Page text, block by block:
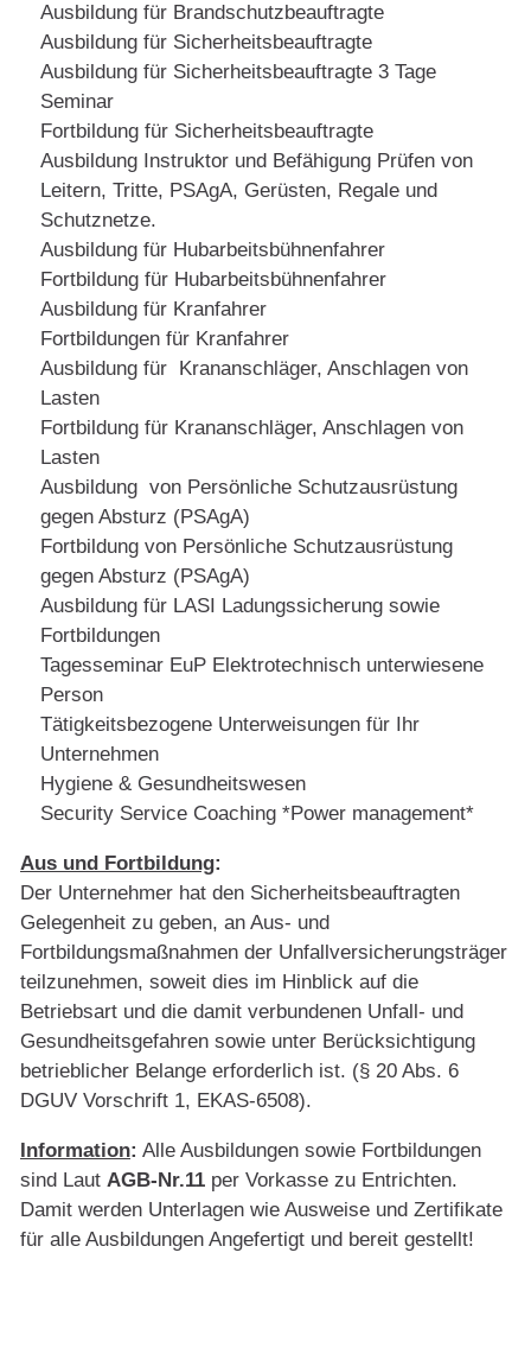
Ausbildung für Brandschutzbeauftragte
Ausbildung für Sicherheitsbeauftragte
Ausbildung für Sicherheitsbeauftragte 3 Tage
Seminar
Fortbildung für Sicherheitsbeauftragte
Ausbildung Instruktor und Befähigung Prüfen von
Leitern, Tritte, PSAgA, Gerüsten, Regale und
Schutznetze.
Ausbildung für Hubarbeitsbühnenfahrer
Fortbildung für Hubarbeitsbühnenfahrer
Ausbildung für Kranfahrer
Fortbildungen für Kranfahrer
Ausbildung für Krananschläger, Anschlagen von
Lasten
Fortbildung für Krananschläger, Anschlagen von
Lasten
Ausbildung von Persönliche Schutzausrüstung
gegen Absturz (PSAgA)
Fortbildung von Persönliche Schutzausrüstung
gegen Absturz (PSAgA)
Ausbildung für LASI Ladungssicherung sowie
Fortbildungen
Tagesseminar EuP Elektrotechnisch unterwiesene
Person
Tätigkeitsbezogene Unterweisungen für Ihr
Unternehmen
Hygiene & Gesundheitswesen
Security Service Coaching *Power management*
Aus und Fortbildung:
Der Unternehmer hat den Sicherheitsbeauf­tragten
Gelegenheit zu geben, an Aus- und
Fortbildungsmaßnahmen der Unfallversicherungsträger
teilzunehmen, soweit dies im Hinblick auf die
Betriebsart und die damit verbundenen Unfall- und
Gesundheitsgefahren sowie unter Berücksichtigung
betrieblicher Belange erforderlich ist. (§ 20 Abs. 6
DGUV Vorschrift 1, EKAS-6508).
Information: Alle Ausbildungen sowie Fortbildungen
sind Laut AGB-Nr.11 per Vorkasse zu Entrichten.
Damit werden Unterlagen wie Ausweise und Zertifikate
für alle Ausbildungen Angefertigt und bereit gestellt!